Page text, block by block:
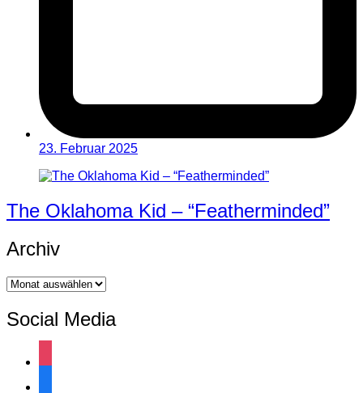
23. Februar 2025
The Oklahoma Kid – “Featherminded”
Archiv
Archiv
Social Media